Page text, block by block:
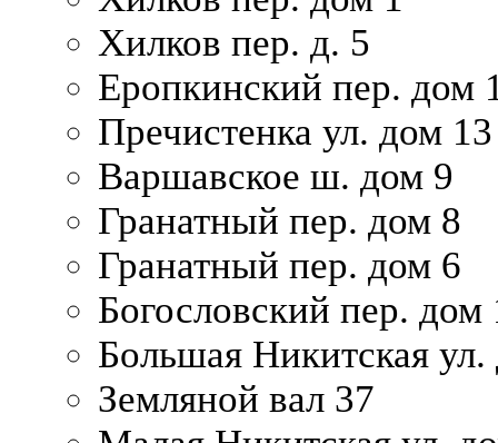
Хилков пер. д. 5
Еропкинский пер. дом
Пречистенка ул. дом 13
Варшавское ш. дом 9
Гранатный пер. дом 8
Гранатный пер. дом 6
Богословский пер.
Большая Никитская
Земляной вал 37